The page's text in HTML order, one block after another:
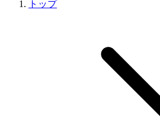
トップ